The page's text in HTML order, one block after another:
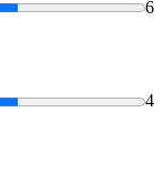
6
4